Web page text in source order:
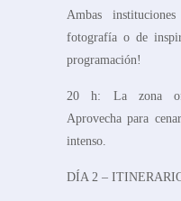
Ambas
fotografía o de
programación!
20 h: La zona
Aprovecha para
intenso.
DÍA 2 –